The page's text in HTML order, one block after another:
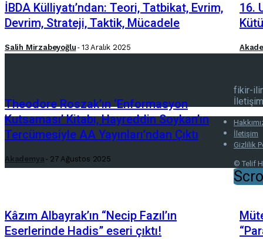
İBDA Külliyatı’ndan: Teori, Tatbikat, Evrim,
Devrim, Strateji, Taktik, Mücadele
Salih Mirzabeyoğlu - 13 Aralık 2025
16.
Theodore Roszak’ın ‘Enformasyon
Kutsaması’ Kitabı, Hayreddin Soykan’ın
Tercümesiyle AA Yayınları’ndan Çıktı
Akademya - 27 Ağustos 2025
Kâzım Albayrak’ın “Necip Fazıl’ın
Eserlerinde Hadis” eseri çıktı!
fikir-
İletişim
Gizlilik
© Telif